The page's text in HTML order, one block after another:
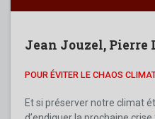
Jean Jouzel, Pierre
POUR ÉVITER LE CHAOS
Et si préserver notre climat